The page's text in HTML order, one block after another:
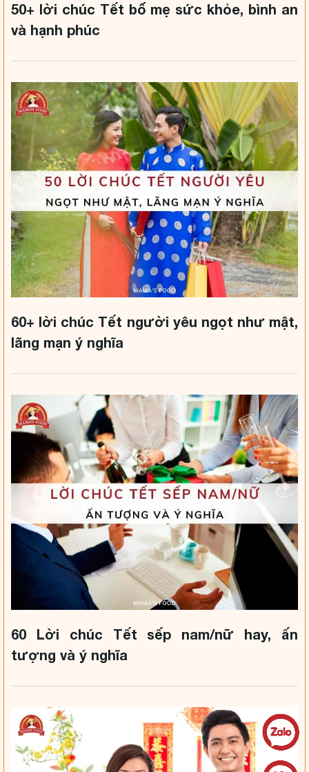
50+ lời chúc Tết bố mẹ sức khỏe, bình an
và hạnh phúc
60+ lời chúc Tết người yêu ngọt như mật,
lãng mạn ý nghĩa
60 Lời chúc Tết sếp nam/nữ hay, ấn
tượng và ý nghĩa